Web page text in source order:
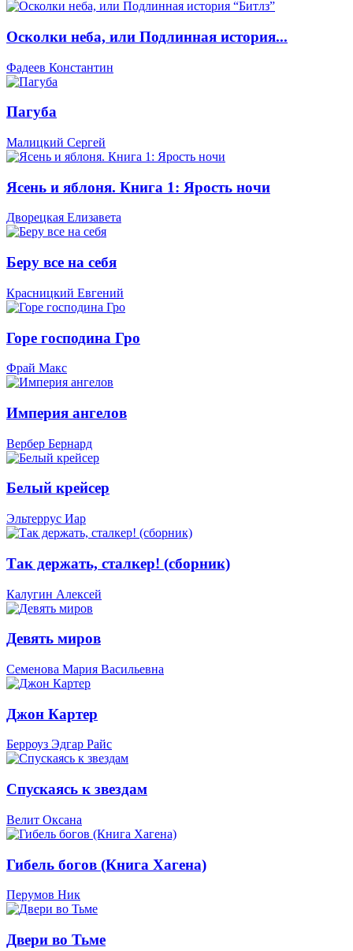
Осколки неба, или Подлинная история...
Фадеев Константин
Пагуба
Малицкий Сергей
Ясень и яблоня. Книга 1: Ярость ночи
Дворецкая Елизавета
Беру все на себя
Красницкий Евгений
Горе господина Гро
Фрай Макс
Империя ангелов
Вербер Бернард
Белый крейсер
Эльтеррус Иар
Так держать, сталкер! (сборник)
Калугин Алексей
Девять миров
Семенова Мария Васильевна
Джон Картер
Берроуз Эдгар Райс
Спускаясь к звездам
Велит Оксана
Гибель богов (Книга Хагена)
Перумов Ник
Двери во Тьме